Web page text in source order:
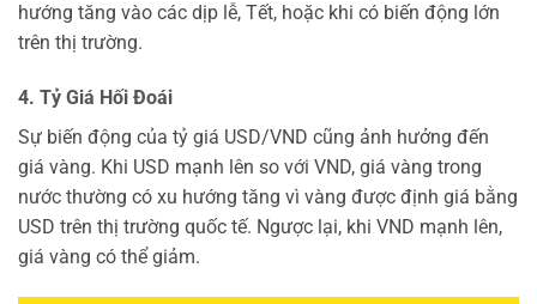
hướng tăng vào các dịp lễ, Tết, hoặc khi có biến động lớn
trên thị trường.
4. Tỷ Giá Hối Đoái
Sự biến động của tỷ giá USD/VND cũng ảnh hưởng đến
giá vàng. Khi USD mạnh lên so với VND, giá vàng trong
nước thường có xu hướng tăng vì vàng được định giá bằng
USD trên thị trường quốc tế. Ngược lại, khi VND mạnh lên,
giá vàng có thể giảm.